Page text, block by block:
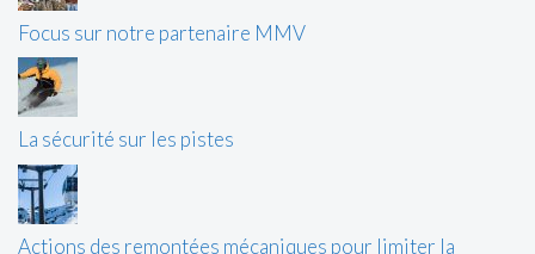
Focus sur notre partenaire MMV
La sécurité sur les pistes
Actions des remontées mécaniques pour limiter la